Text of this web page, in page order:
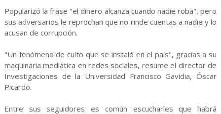
Popularizó la frase "el dinero alcanza cuando nadie roba", pero
sus adversarios le reprochan que no rinde cuentas a nadie y lo
acusan de corrupción.
"Un fenómeno de culto que se instaló en el país", gracias a su
maquinaria mediática en redes sociales, resume el director de
Investigaciones de la Universidad Francisco Gavidia, Óscar
Picardo.
Entre sus seguidores es común escucharles que habrá